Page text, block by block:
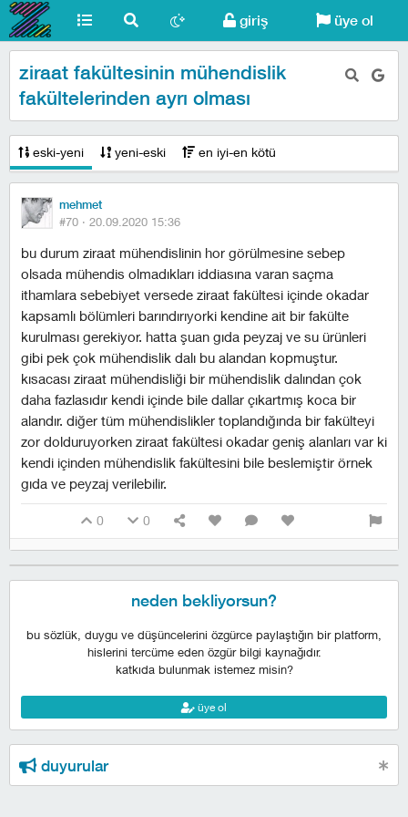
giriş üye ol
ziraat fakültesinin mühendislik
fakültelerinden ayrı olması
eski-yeni yeni-eski en iyi-en kötü
mehmet
#70 · 20.09.2020 15:36
bu durum ziraat mühendislinin hor görülmesine sebep
olsada mühendis olmadıkları iddiasına varan saçma
ithamlara sebebiyet versede ziraat fakültesi içinde okadar
kapsamlı bölümleri barındırıyorki kendine ait bir fakülte
kurulması gerekiyor. hatta şuan gıda peyzaj ve su ürünleri
gibi pek çok mühendislik dalı bu alandan kopmuştur.
kısacası ziraat mühendisliği bir mühendislik dalından çok
daha fazlasıdır kendi içinde bile dallar çıkartmış koca bir
alandır. diğer tüm mühendislikler toplandığında bir fakülteyi
zor dolduruyorken ziraat fakültesi okadar geniş alanları var ki
kendi içinden mühendislik fakültesini bile beslemiştir örnek
gıda ve peyzaj verilebilir.
0 0
neden bekliyorsun?
bu sözlük, duygu ve düşüncelerini özgürce paylaştığın bir platform,
hislerini tercüme eden özgür bilgi kaynağıdır.
katkıda bulunmak istemez misin?
üye ol
duyurular